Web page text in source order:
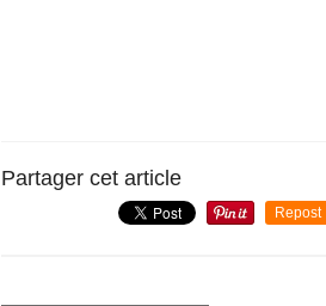
Partager cet article
Repost